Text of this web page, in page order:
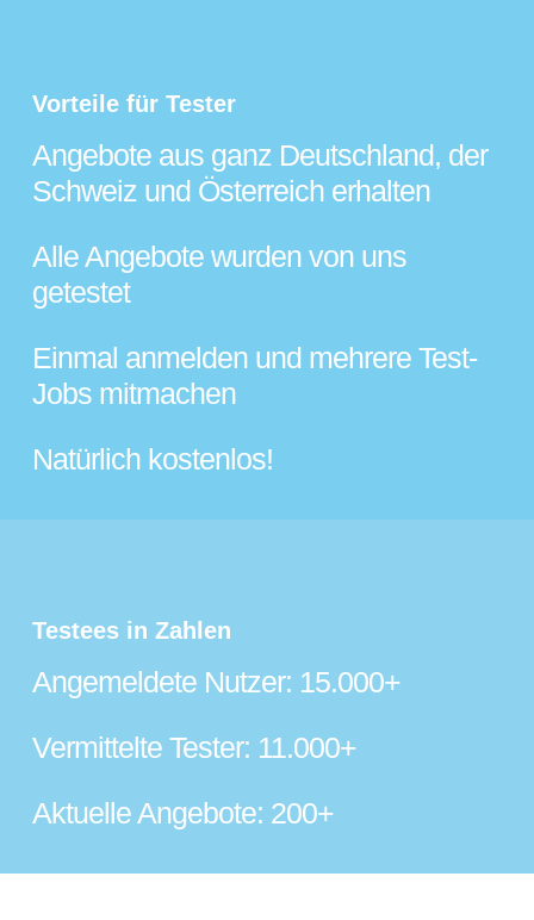
Vorteile für Tester
Angebote aus ganz Deutschland, der
Schweiz und Österreich erhalten
Alle Angebote wurden von uns
getestet
Einmal anmelden und mehrere Test-
Jobs mitmachen
Natürlich kostenlos!
Testees in Zahlen
Angemeldete Nutzer: 15.000+
Vermittelte Tester: 11.000+
Aktuelle Angebote: 200+